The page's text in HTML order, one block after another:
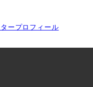
ープロフィール